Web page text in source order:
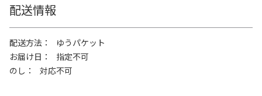
配送情報
配送方法
ゆうパケット
お届け日
指定不可
のし
対応不可